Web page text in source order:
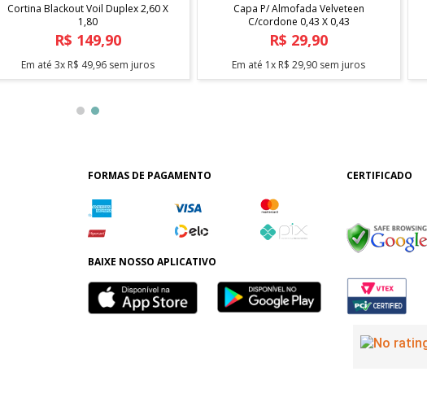
Cortina Blackout Voil Duplex 2,60 X
1,80
R$ 149,90
Em até 3x R$ 49,96sem juros
Capa P/ Almofada Velveteen
C/cordone 0,43 X 0,43
R$ 29,90
Em até 1x R$ 29,90 sem juros
FORMAS DE PAGAMENTO
BAIXE NOSSO APLICATIVO
CERTIFICADO